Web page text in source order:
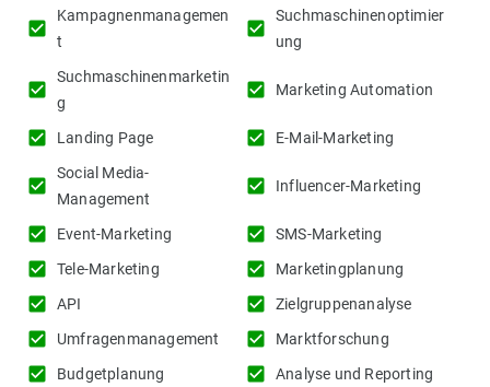
check_box
Kampagnenmanagemen
t
check_box
Suchmaschinenoptimier
ung
check_box
Suchmaschinenmarketin
g
check_box Marketing Automation
check_box Landing Page check_box E-Mail-Marketing
check_box
Social Media-
Management
check_box Influencer-Marketing
check_box Event-Marketing check_box SMS-Marketing
check_box Tele-Marketing check_box Marketingplanung
check_box API check_box Zielgruppenanalyse
check_box Umfragenmanagement check_box Marktforschung
check_box Budgetplanung check_box Analyse und Reporting